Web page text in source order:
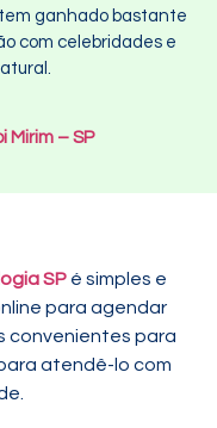
ganhado bastante
com celebridades e
Mirim – SP
SP é simples e
para agendar
convenientes para
atendê-lo com